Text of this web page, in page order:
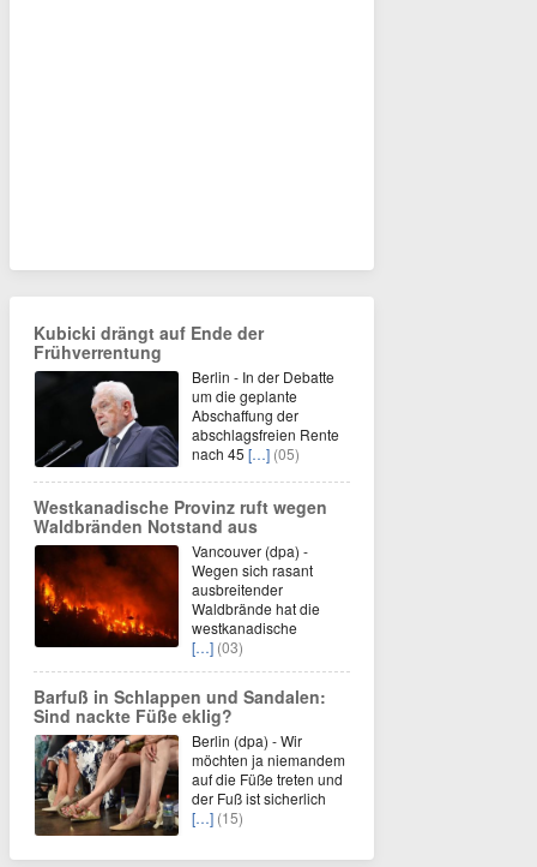
Kubicki drängt auf Ende der
Frühverrentung
Berlin - In der Debatte
um die geplante
Abschaffung der
abschlagsfreien Rente
nach 45 […] (05)
Westkanadische Provinz ruft wegen
Waldbränden Notstand aus
Vancouver (dpa) -
Wegen sich rasant
ausbreitender
Waldbrände hat die
westkanadische
[…] (03)
Barfuß in Schlappen und Sandalen:
Sind nackte Füße eklig?
Berlin (dpa) - Wir
möchten ja niemandem
auf die Füße treten und
der Fuß ist sicherlich
[…] (15)